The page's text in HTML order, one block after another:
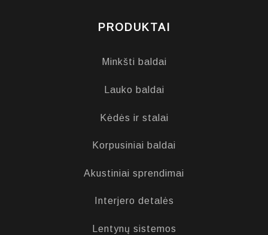
PRODUKTAI
Minkšti baldai
Lauko baldai
Kėdės ir stalai
Korpusiniai baldai
Akustiniai sprendimai
Interjero detalės
Lentynų sistemos